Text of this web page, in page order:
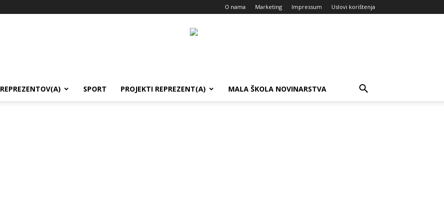
O nama Marketing Impressum Uslovi korištenja
REPREZENTOV(A) SPORT PROJEKTI REPREZENT(A) MALA ŠKOLA NOVINARSTVA